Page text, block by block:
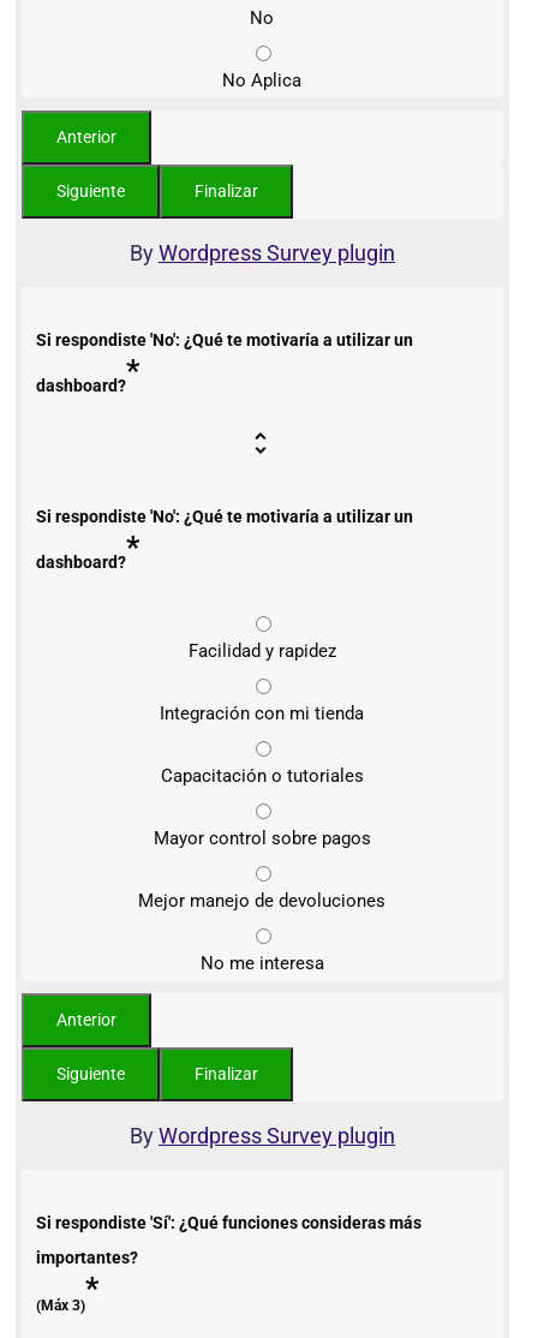
No
No Aplica
ByWordpress Survey plugin
Si respondiste 'No': ¿Qué te motivaría a utilizar un
dashboard?*
Si respondiste 'No': ¿Qué te motivaría a utilizar un
dashboard?*
Facilidad y rapidez
Integración con mi tienda
Capacitación o tutoriales
Mayor control sobre pagos
Mejor manejo de devoluciones
No me interesa
ByWordpress Survey plugin
Si respondiste 'Sí': ¿Qué funciones consideras más
importantes?
(Máx 3)*